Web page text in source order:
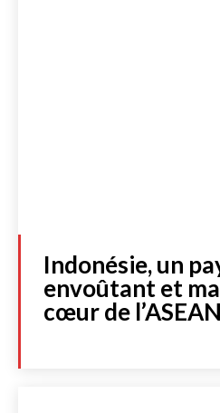
Indonésie, un
envoûtant et
cœur de l’ASEAN